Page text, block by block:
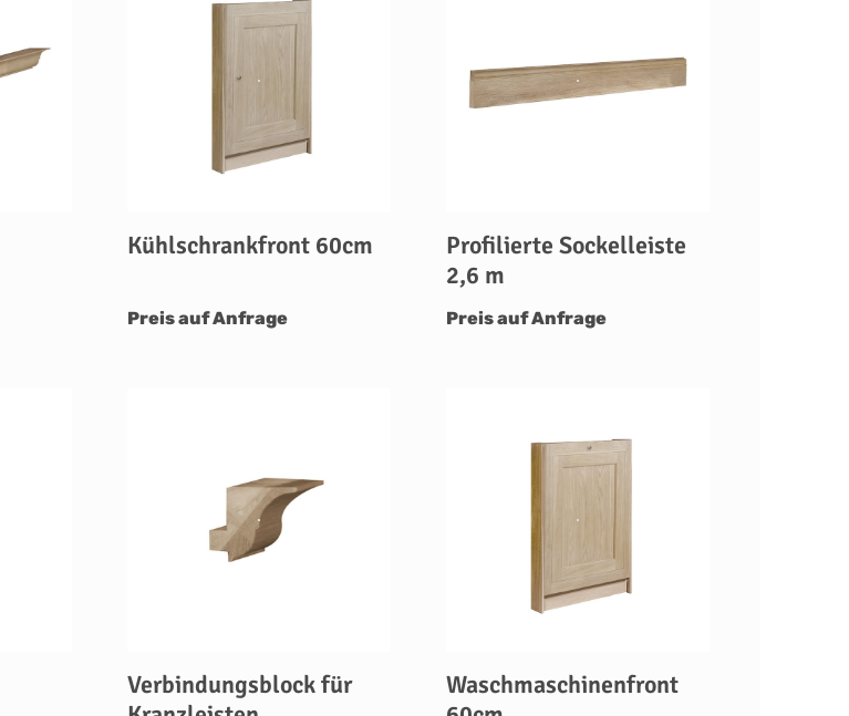
Kühlschrankfront 60cm
Preis auf Anfrage
Profilierte Sockelleiste
2,6 m
Preis auf Anfrage
Verbindungsblock für
Waschmaschinenfront